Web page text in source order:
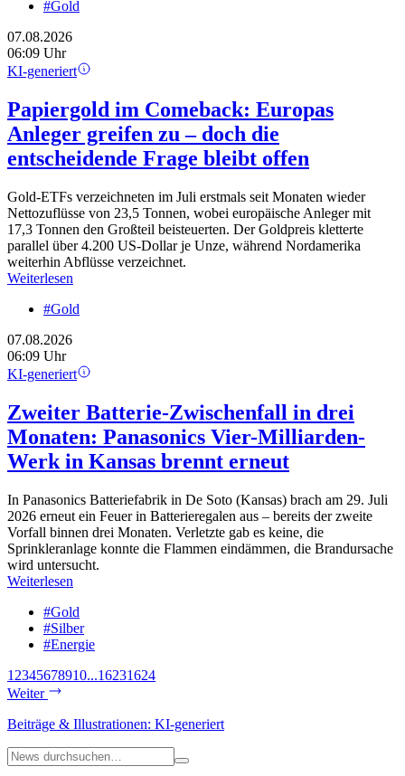
#Gold
07.08.2026
06:09 Uhr
KI-generiert
Papiergold im Comeback: Europas
Anleger greifen zu – doch die
entscheidende Frage bleibt offen
Gold-ETFs verzeichneten im Juli erstmals seit Monaten wieder
Nettozuflüsse von 23,5 Tonnen, wobei europäische Anleger mit
17,3 Tonnen den Großteil beisteuerten. Der Goldpreis kletterte
parallel über 4.200 US-Dollar je Unze, während Nordamerika
weiterhin Abflüsse verzeichnet.
Weiterlesen
#Gold
07.08.2026
06:09 Uhr
KI-generiert
Zweiter Batterie-Zwischenfall in drei
Monaten: Panasonics Vier-Milliarden-
Werk in Kansas brennt erneut
In Panasonics Batteriefabrik in De Soto (Kansas) brach am 29. Juli
2026 erneut ein Feuer in Batterieregalen aus – bereits der zweite
Vorfall binnen drei Monaten. Verletzte gab es keine, die
Sprinkleranlage konnte die Flammen eindämmen, die Brandursache
wird untersucht.
Weiterlesen
#Gold
#Silber
#Energie
1 2345678910...16231624
Weiter
Beiträge & Illustrationen: KI-generiert